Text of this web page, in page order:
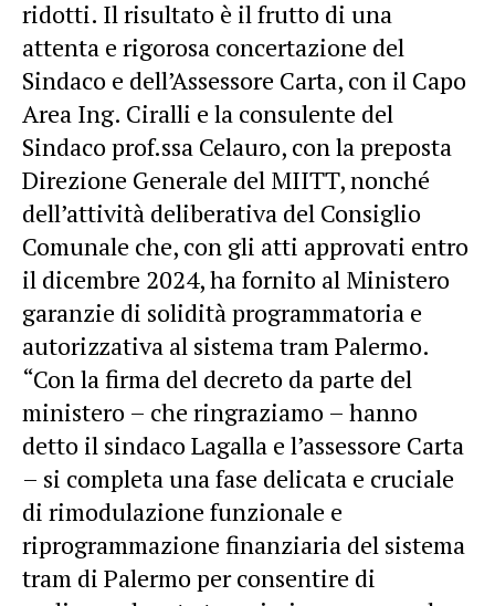
ridotti. Il risultato è il frutto di una
attenta e rigorosa concertazione del
Sindaco e dell’Assessore Carta, con il Capo
Area Ing. Ciralli e la consulente del
Sindaco prof.ssa Celauro, con la preposta
Direzione Generale del MIITT, nonché
dell’attività deliberativa del Consiglio
Comunale che, con gli atti approvati entro
il dicembre 2024, ha fornito al Ministero
garanzie di solidità programmatoria e
autorizzativa al sistema tram Palermo.
“Con la firma del decreto da parte del
ministero – che ringraziamo – hanno
detto il sindaco Lagalla e l’assessore Carta
– si completa una fase delicata e cruciale
di rimodulazione funzionale e
riprogrammazione finanziaria del sistema
tram di Palermo per consentire di